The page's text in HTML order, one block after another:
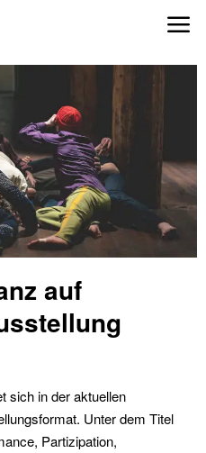
auf
sich in der aktuellen
Unter dem Titel
Partizipation,